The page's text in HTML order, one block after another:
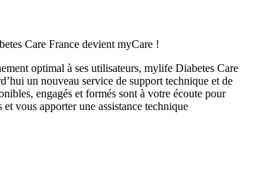
Care France devient myCare !
optimal à ses utilisateurs, mylife Diabetes Care
un nouveau service de support technique et de
engagés et formés sont à votre écoute pour
vous apporter une assistance technique